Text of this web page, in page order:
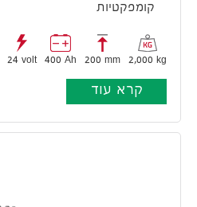
קומפקטיות
2,000 kg
200 mm
400 Ah
24 volt
קרא עוד